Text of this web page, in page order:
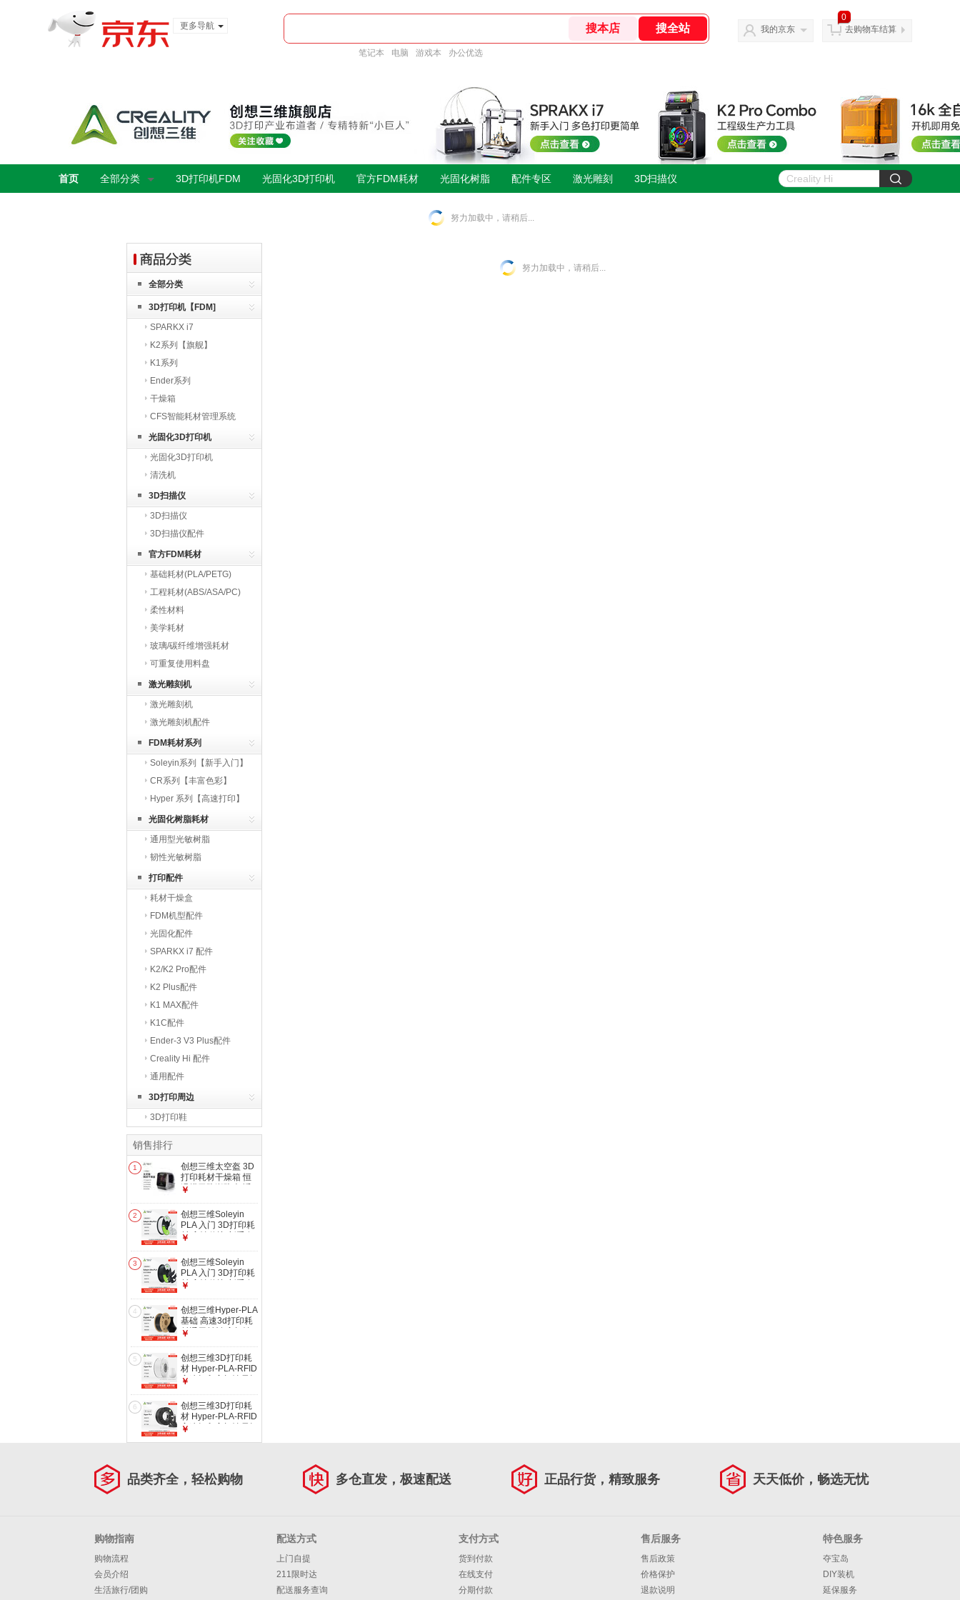
更多导航
笔记本 电脑 游戏本 办公优选
我的京东
0
去购物车结算
首页 全部分类 3D打印机FDM 光固化3D打印机 官方FDM耗材 光固化树脂 配件专区 激光雕刻 3D扫描仪
努力加载中，请稍后...
全部分类
3D打印机【FDM]
SPARKX i7
K2系列【旗舰】
K1系列
Ender系列
干燥箱
CFS智能耗材管理系统
光固化3D打印机
光固化3D打印机
清洗机
3D扫描仪
3D扫描仪
3D扫描仪配件
官方FDM耗材
基础耗材(PLA/PETG)
工程耗材(ABS/ASA/PC)
柔性材料
美学耗材
玻璃/碳纤维增强耗材
可重复使用料盘
激光雕刻机
激光雕刻机
激光雕刻机配件
FDM耗材系列
Soleyin系列【新手入门】
CR系列【丰富色彩】
Hyper 系列【高速打印】
光固化树脂耗材
通用型光敏树脂
韧性光敏树脂
打印配件
耗材干燥盒
FDM机型配件
光固化配件
SPARKX i7 配件
K2/K2 Pro配件
K2 Plus配件
K1 MAX配件
K1C配件
Ender-3 V3 Plus配件
Creality Hi 配件
通用配件
3D打印周边
3D打印鞋
销售排行
1
创想三维太空盔 3D
打印耗材干燥箱 恒
温烘干防潮防尘 适
TPU PVA 耗材存储
干燥盒 Space Pi V2
Plus 大陆版
￥
2
创想三维Soleyin
PLA 入门 3D打印耗
材 高性价比 新手友
保 净重1kg 【白
色】【PLA】1KG
含料盘
￥
3
创想三维Soleyin
PLA 入门 3D打印耗
材 高性价比 新手友
保 净重1kg 【黑
色】【PLA】1KG
含料盘
￥
4
创想三维Hyper-PLA
基础 高速3d打印耗
材通用材料 高韧性
重1kg 黑色【高速打
印耗材】 含料盘
￥
5
创想三维3D打印耗
材 Hyper-PLA-RFID
高速打印高韧性易打
能参数识别 净重1kg
白色【Hyper-PLA-
RFID】 【1KG】含
料盘
￥
6
创想三维3D打印耗
材 Hyper-PLA-RFID
高速打印高韧性易打
RFID】 【1KG】含
料盘
￥
努力加载中，请稍后...
品类齐全，轻松购物 多仓直发，极速配送 正品行货，精致服务 天天低价，畅选无忧
购物指南
购物流程
会员介绍
生活旅行/团购
配送方式
上门自提
211限时达
配送服务查询
支付方式
货到付款
在线支付
分期付款
售后服务
售后政策
价格保护
退款说明
特色服务
夺宝岛
DIY装机
延保服务